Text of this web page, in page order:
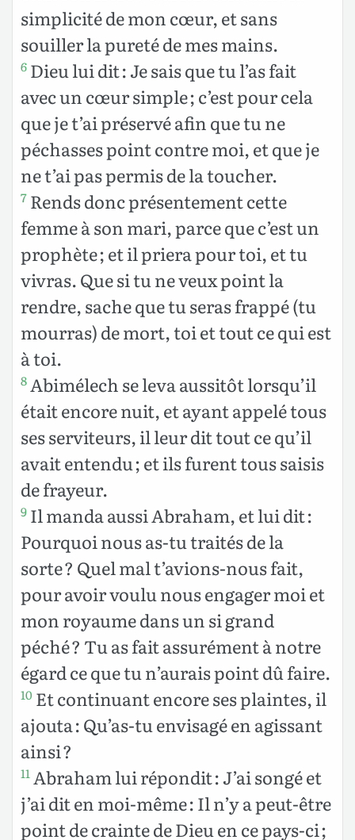
simplicité de mon cœur, et sans
souiller la pureté de mes mains.
6 Dieu lui dit : Je sais que tu l’as fait
avec un cœur simple ; c’est pour cela
que je t’ai préservé afin que tu ne
péchasses point contre moi, et que je
ne t’ai pas permis de la toucher.
7 Rends donc présentement cette
femme à son mari, parce que c’est un
prophète ; et il priera pour toi, et tu
vivras. Que si tu ne veux point la
rendre, sache que tu seras frappé (tu
mourras) de mort, toi et tout ce qui est
à toi.
8Abimélech se leva aussitôt lorsqu’il
était encore nuit, et ayant appelé tous
ses serviteurs, il leur dit tout ce qu’il
avait entendu ; et ils furent tous saisis
de frayeur.
9 Il manda aussi Abraham, et lui dit :
Pourquoi nous as-tu traités de la
sorte ? Quel mal t’avions-nous fait,
pour avoir voulu nous engager moi et
mon royaume dans un si grand
péché ? Tu as fait assurément à notre
égard ce que tu n’aurais point dû faire.
10 Et continuant encore ses plaintes, il
ajouta : Qu’as-tu envisagé en agissant
ainsi ?
11Abraham lui répondit : J’ai songé et
j’ai dit en moi-même : Il n’y a peut-être
point de crainte de Dieu en ce pays-ci ;